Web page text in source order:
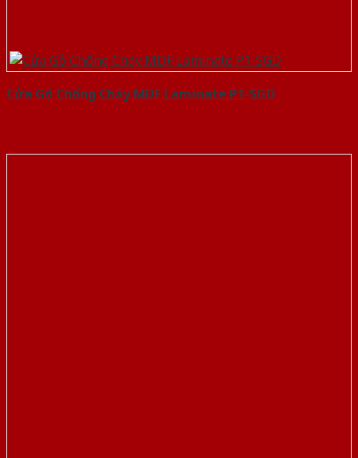
Cửa Gỗ Chống Cháy MDF Laminate P1-SGD